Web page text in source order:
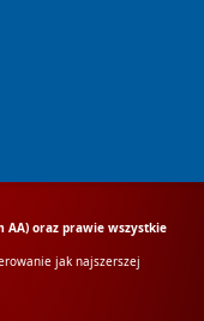
AA) oraz prawie wszystkie
jak najszerszej